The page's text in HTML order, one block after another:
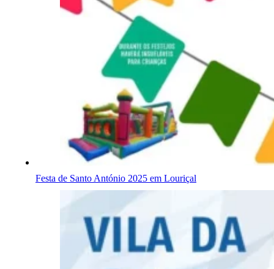
Festa de Santo António 2025 em Louriçal